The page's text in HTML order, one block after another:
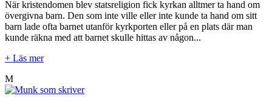
När kristendomen blev statsreligion fick kyrkan alltmer ta hand om
övergivna barn. Den som inte ville eller inte kunde ta hand om sitt
barn lade ofta barnet utanför kyrkporten eller på en plats där man
kunde räkna med att barnet skulle hittas av någon...
+ Läs mer
M